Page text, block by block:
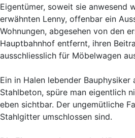
Eigentümer, soweit sie anwesend
erwähnten Lenny, offenbar ein
Wohnungen, abgesehen von den
Hauptbahnhof entfernt, ihren
ausschliesslich für Möbelwagen
Ein in Halen lebender
Stahlbeton, spüre man eigentlich
eben sichtbar. Der ungemütliche
Stahlgitter umschlossen sind.